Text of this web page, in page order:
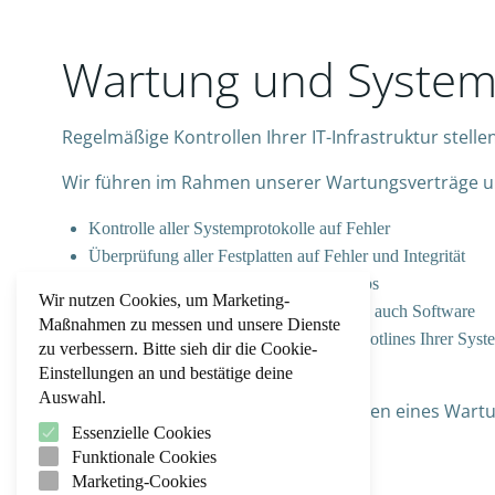
Wartung und
Regelmäßige Kontrollen Ihrer IT-Infrastruktur
Wir führen im Rahmen unserer Wartungsverträge
Kontrolle aller Systemprotokolle auf Fehler
Überprüfung aller Festplatten auf Fehler und Integrität
Überprüfung / ggf. Anlegen von Backups
Fehlerbehebungen sowohl Hardware als auch Software
Wir stehen gern als Bindeglied zu den Hotlines Ihrer
Beratung zu alle IT-relevanten Themen
Ganz nebenbei erhalten Sie im Rahmen eines
persönlichen Gespräch.
Wir nutzen Cookies, um Marketing-
Maßnahmen zu messen und unsere Dienste
zu verbessern. Bitte sieh dir die Cookie-
Einstellungen an und bestätige deine
Auswahl.
Essenzielle Cookies
Funktionale Cookies
Marketing-Cookies